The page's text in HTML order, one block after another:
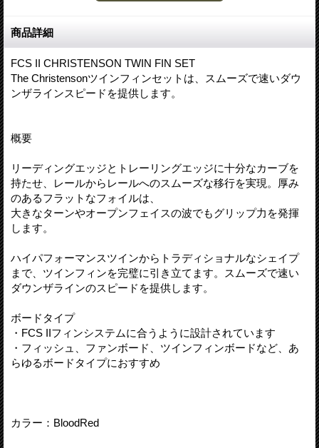
商品詳細
FCS II CHRISTENSON TWIN FIN SET
The Christensonツインフィンセットは、スムーズで速いダウ
ンザラインスピードを提供します。
概要
リーディングエッジとトレーリングエッジに十分なカーブを
持たせ、レールからレールへのスムーズな移行を実現。厚み
のあるフラットなフォイルは、
大きなターンやオープンフェイスの波でもグリップ力を発揮
します。
ハイパフォーマンスツインからトラディショナルなシェイプ
まで、ツインフィンを完璧に引き立てます。スムーズで速い
ダウンザラインのスピードを提供します。
ボードタイプ
・FCS IIフィンシステムに合うように設計されています
・フィッシュ、ファンボード、ツインフィンボードなど、あ
らゆるボードタイプにおすすめ
カラー：BloodRed